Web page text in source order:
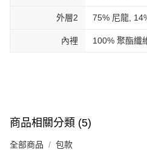
外層2 75% 尼龍,
內裡 100% 聚酯纖
商品相關分類 (5)
全部商品 包款